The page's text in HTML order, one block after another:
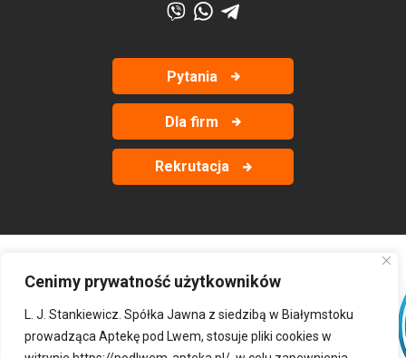
Cenimy prywatność użytkowników
L. J. Stankiewicz. Spółka Jawna z siedzibą w Białymstoku
prowadząca Aptekę pod Lwem, stosuje pliki cookies w
Pytania
Dla firm
Rekrutacja
‹